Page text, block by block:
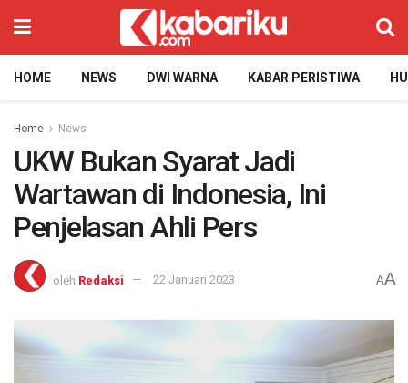
HOME NEWS DWI WARNA KABAR PERISTIWA
Home News
UKW Bukan Syarat Jadi
Wartawan di Indonesia, Ini
Penjelasan Ahli Pers
oleh Redaksi 22 Januari 2023 AA